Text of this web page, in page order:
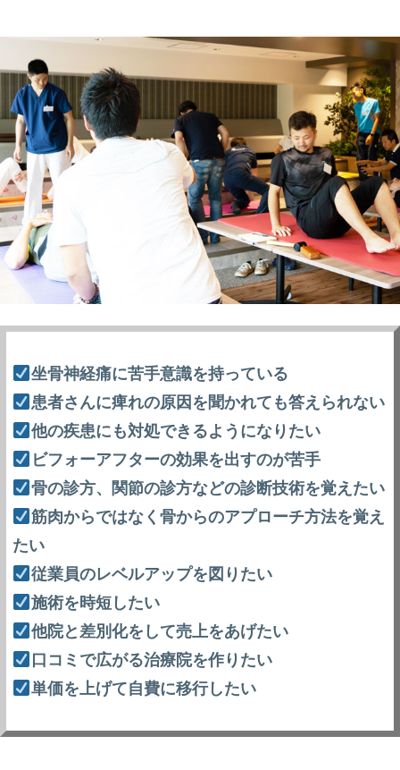
坐骨神経痛に苦手意識を持っている
患者さんに痺れの原因を聞かれても答えられない
他の疾患にも対処できるようになりたい
ビフォーアフターの効果を出すのが苦手
骨の診方、関節の診方などの診断技術を覚えたい
筋肉からではなく骨からのアプローチ方法を覚え
たい
従業員のレベルアップを図りたい
施術を時短したい
他院と差別化をして売上をあげたい
口コミで広がる治療院を作りたい
単価を上げて自費に移行したい